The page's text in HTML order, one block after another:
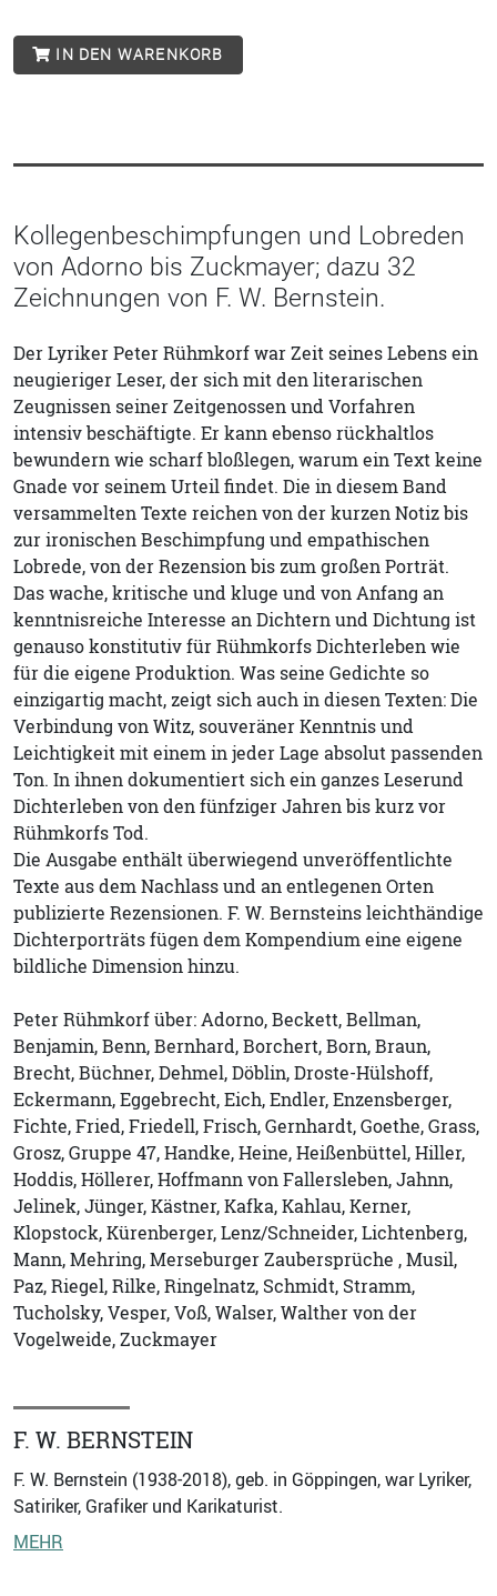
IN DEN WARENKORB
Kollegenbeschimpfungen und Lobreden
von Adorno bis Zuckmayer; dazu 32
Zeichnungen von F. W. Bernstein.
Der Lyriker Peter Rühmkorf war Zeit seines Lebens ein
neugieriger Leser, der sich mit den literarischen
Zeugnissen seiner Zeitgenossen und Vorfahren
intensiv beschäftigte. Er kann ebenso rückhaltlos
bewundern wie scharf bloßlegen, warum ein Text keine
Gnade vor seinem Urteil findet. Die in diesem Band
versammelten Texte reichen von der kurzen Notiz bis
zur ironischen Beschimpfung und empathischen
Lobrede, von der Rezension bis zum großen Porträt.
Das wache, kritische und kluge und von Anfang an
kenntnisreiche Interesse an Dichtern und Dichtung ist
genauso konstitutiv für Rühmkorfs Dichterleben wie
für die eigene Produktion. Was seine Gedichte so
einzigartig macht, zeigt sich auch in diesen Texten: Die
Verbindung von Witz, souveräner Kenntnis und
Leichtigkeit mit einem in jeder Lage absolut passenden
Ton. In ihnen dokumentiert sich ein ganzes Leserund
Dichterleben von den fünfziger Jahren bis kurz vor
Rühmkorfs Tod.
Die Ausgabe enthält überwiegend unveröffentlichte
Texte aus dem Nachlass und an entlegenen Orten
publizierte Rezensionen. F. W. Bernsteins leichthändige
Dichterporträts fügen dem Kompendium eine eigene
bildliche Dimension hinzu.
Peter Rühmkorf über: Adorno, Beckett, Bellman,
Benjamin, Benn, Bernhard, Borchert, Born, Braun,
Brecht, Büchner, Dehmel, Döblin, Droste-Hülshoff,
Eckermann, Eggebrecht, Eich, Endler, Enzensberger,
Fichte, Fried, Friedell, Frisch, Gernhardt, Goethe, Grass,
Grosz, Gruppe 47, Handke, Heine, Heißenbüttel, Hiller,
Hoddis, Höllerer, Hoffmann von Fallersleben, Jahnn,
Jelinek, Jünger, Kästner, Kafka, Kahlau, Kerner,
Klopstock, Kürenberger, Lenz/Schneider, Lichtenberg,
Mann, Mehring, Merseburger Zaubersprüche , Musil,
Paz, Riegel, Rilke, Ringelnatz, Schmidt, Stramm,
Tucholsky, Vesper, Voß, Walser, Walther von der
Vogelweide, Zuckmayer
F. W. BERNSTEIN
F. W. Bernstein (1938-2018), geb. in Göppingen, war Lyriker,
Satiriker, Grafiker und Karikaturist.
MEHR